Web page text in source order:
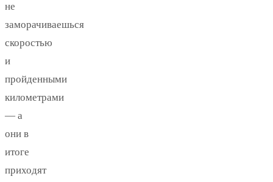
не
заморачиваешься
скоростью
и
пройденными
километрами
— а
они в
итоге
приходят